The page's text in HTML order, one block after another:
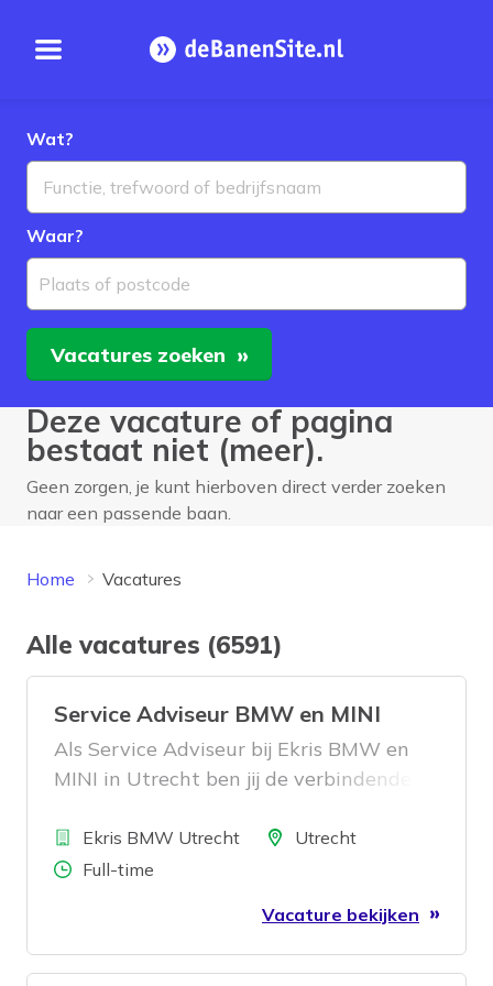
Open menu Homepage
Wat?
Waar?
Plaats of postcode
Vacatures zoeken
Deze vacature of pagina
bestaat niet (meer).
Geen zorgen, je kunt hierboven direct verder zoeken
naar een passende baan.
Home Vacatures
Alle vacatures (6591)
Service Adviseur BMW en MINI
Als Service Adviseur bij Ekris BMW en
MINI in Utrecht ben jij de verbindende
werkplaats. Jij ontvangt onze klanten
die hun BMW of MINI brengen voor
en hartelijke wijze. Vervolgens zorg je
voor een duidelijk reparatieadvies voor
BedrijfEkris BMW UtrechtLocatieUtrecht
Aantal uren
Full-time
Vacature bekijken